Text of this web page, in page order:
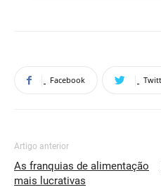
Facebook
Artigo anterior
As franquias de alimentação
mais lucrativas